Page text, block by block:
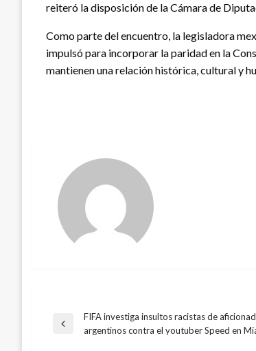
reiteró la disposición de la Cámara de
Como parte del encuentro, la legisladora
impulsó para incorporar la paridad en la
mantienen una relación histórica, cultural y
Navegación
Entrada
FIFA investiga insultos racistas de
argentinos contra el youtuber Speed en